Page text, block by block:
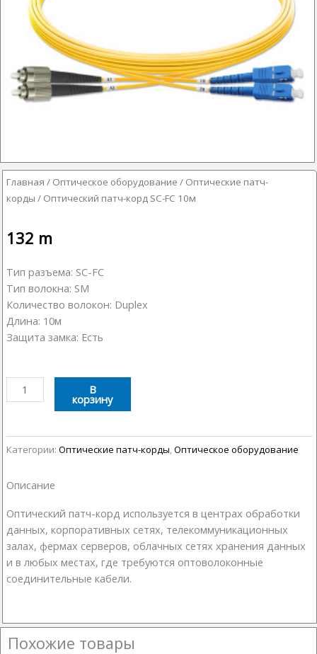
Главная / Оптическое оборудование / Оптические патч-
корды / Оптический патч-корд SC-FC 10м
132 m
Тип разъема: SC-FC
Тип волокна: SM
Количество волокон: Duplex
Длина: 10м
Защита замка: Есть
Количество
товара
патч-
корд
FC
В
корзину
Категории: Оптические патч-корды Оптическое оборудование
Описание
Оптический патч-корд используется в центрах обработки
данных, корпоративных сетях, телекоммуникационных
залах, фермах серверов, облачных сетях хранения данных
и в любых местах, где требуются оптоволоконные
соединительные кабели.
Похожие товары